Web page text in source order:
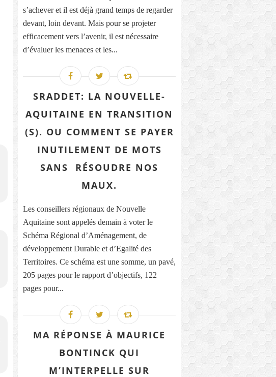
s’achever et il est déjà grand temps de regarder
devant, loin devant. Mais pour se projeter
efficacement vers l’avenir, il est nécessaire
d’évaluer les menaces et les...
SRADDET: LA NOUVELLE-
AQUITAINE EN TRANSITION
(S). OU COMMENT SE PAYER
INUTILEMENT DE MOTS
SANS RÉSOUDRE NOS
MAUX.
Les conseillers régionaux de Nouvelle
Aquitaine sont appelés demain à voter le
Schéma Régional d’Aménagement, de
développement Durable et d’Egalité des
Territoires. Ce schéma est une somme, un pavé,
205 pages pour le rapport d’objectifs, 122
pages pour...
MA RÉPONSE À MAURICE
BONTINCK QUI
M’INTERPELLE SUR